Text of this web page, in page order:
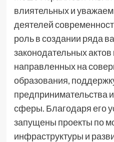
влиятельных и
деятелей
роль в создании ряда
законодательных
направленных на
образования,
предпринимательства
сферы. Благодаря его
запущены проекты по
инфраструктуры и